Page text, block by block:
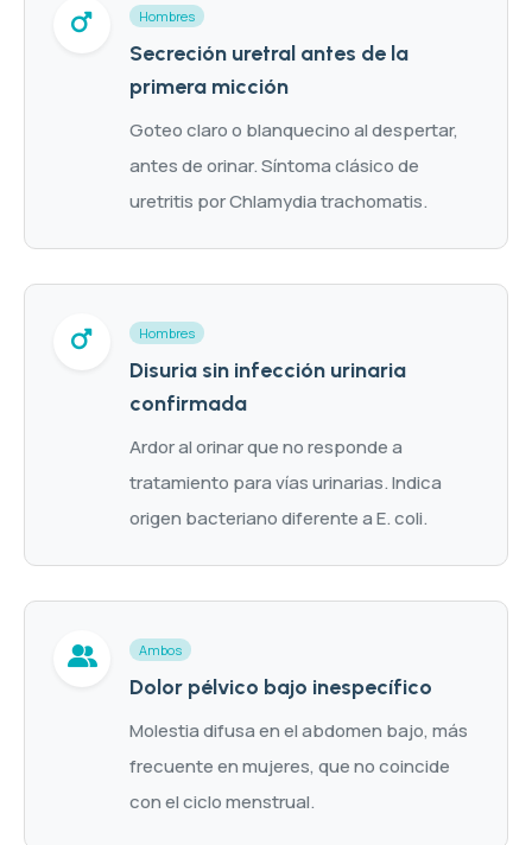
Hombres
Secreción uretral antes de la
primera micción
Goteo claro o blanquecino al despertar,
antes de orinar. Síntoma clásico de
uretritis por Chlamydia trachomatis.
Hombres
Disuria sin infección urinaria
confirmada
Ardor al orinar que no responde a
tratamiento para vías urinarias. Indica
origen bacteriano diferente a E. coli.
Ambos
Dolor pélvico bajo inespecífico
Molestia difusa en el abdomen bajo, más
frecuente en mujeres, que no coincide
con el ciclo menstrual.